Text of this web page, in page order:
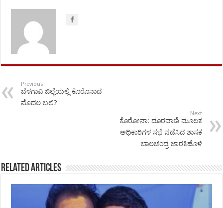
Previous
ಬೆಳಗಾವಿ ಜಿಲ್ಲೆಯಲ್ಲಿ ಕೊರೊನಾದ
ಮೊದಲ ಬಲಿ?
Next
ಕೊರೋನಾ: ದೂರವಾಣಿ ಮೂಲಕ
ಅಧಿಕಾರಿಗಳ ಸಭೆ ನಡೆಸಿದ ಶಾಸಕ
ಬಾಲಚಂದ್ರ ಜಾರಕಿಹೊಳಿ
Related Articles